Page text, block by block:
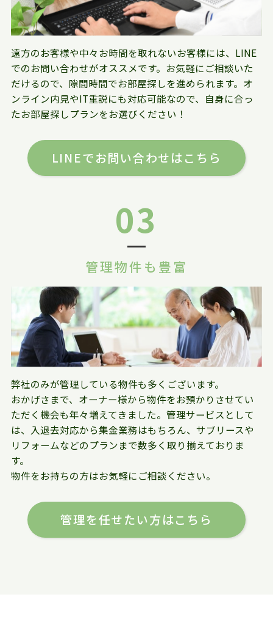
遠方のお客様や中々お時間を取れないお客様には、LINE
でのお問い合わせがオススメです。お気軽にご相談いた
だけるので、隙間時間でお部屋探しを進められます。オ
ンライン内見やIT重説にも対応可能なので、自身に合っ
たお部屋探しプランをお選びください！
LINEでお問い合わせはこちら
03
管理物件も豊富
弊社のみが管理している物件も多くございます。
おかげさまで、オーナー様から物件をお預かりさせてい
ただく機会も年々増えてきました。管理サービスとして
は、入退去対応から集金業務はもちろん、サブリースや
リフォームなどのプランまで数多く取り揃えておりま
す。
物件をお持ちの方はお気軽にご相談ください。
管理を任せたい方はこちら